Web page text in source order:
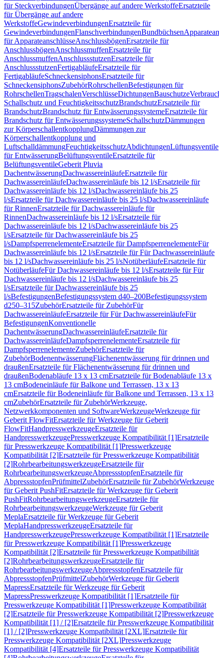
für SteckverbindungenÜbergänge auf andere WerkstoffeErsatzteile
für Übergänge auf andere
WerkstoffeGewindeverbindungenErsatzteile für
GewindeverbindungenFlanschverbindungenBundbüchsen
für ApparateanschlüsseAnschlussbögenErsatzteile für
AnschlussbögenAnschlussmuffenErsatzteile für
AnschlussmuffenAnschlussstutzenErsatzteile für
AnschlussstutzenFertigabläufeErsatzteile für
FertigabläufeSchneckensiphonsErsatzteile für
SchneckensiphonsZubehörRohrschellenBefestigungen für
RohrschellenTragschalenVerschlüsseDichtungenBauschutze
Schallschutz und FeuchtigkeitsschutzBrandschutzErsatzteile für
BrandschutzBrandschutz für EntwässerungssystemeErsatzteile für
Brandschutz für EntwässerungssystemeSchallschutzDämmungen
zur KörperschallentkopplungDämmungen zur
Körperschallentkopplung und
LuftschalldämmungFeuchtigkeitsschutzAbdichtungenLüftungsventile
für EntwässerungBelüftungsventileErsatzteile für
BelüftungsventileGeberit Pluvia
DachentwässerungDachwassereinläufeErsatzteile für
DachwassereinläufeDachwassereinläufe bis 12 l/sErsatzteile für
Dachwassereinläufe bis 12 l/sDachwassereinläufe bis 25
l/sErsatzteile für Dachwassereinläufe bis 25 l/sDachwassereinläufe
für RinnenErsatzteile für Dachwassereinläufe für
RinnenDachwassereinläufe bis 12 l/sErsatzteile für
Dachwassereinläufe bis 12 l/sDachwassereinläufe bis 25
l/sErsatzteile für Dachwassereinläufe bis 25
l/sDampfsperrenelementeErsatzteile für DampfsperrenelementeFür
Dachwassereinläufe bis 12 l/sErsatzteile für Für Dachwassereinläufe
bis 12 l/sDachwassereinläufe bis 25 l/sNotüberläufeErsatzteile für
NotüberläufeFür Dachwassereinläufe bis 12 l/sErsatzteile für Für
Dachwassereinläufe bis 12 l/sDachwassereinläufe bis 25
l/sErsatzteile für Dachwassereinläufe bis 25
l/sBefestigungenBefestigungssystem d40–200Befestigungssystem
d250–315ZubehörErsatzteile für ZubehörFür
DachwassereinläufeErsatzteile für Für DachwassereinläufeFür
BefestigungenKonventionelle
DachentwässerungDachwassereinläufeErsatzteile für
DachwassereinläufeDampfsperrenelementeErsatzteile für
DampfsperrenelementeZubehörErsatzteile für
ZubehörBodenentwässerungFlächenentwässerung für drinnen und
draußenErsatzteile für Flächenentwässerung für drinnen und
draußenBodenabläufe 13 x 13 cmErsatzteile für Bodenabläufe 13 x
13 cmBodeneinläufe für Balkone und Terrassen, 13 x 13
cmErsatzteile für Bodeneinläufe für Balkone und Terrassen, 13 x 13
cmZubehörErsatzteile für ZubehörWerkzeuge,
Netzwerkkomponenten und SoftwareWerkzeugeWerkzeuge für
Geberit FlowFitErsatzteile für Werkzeuge für Geberit
FlowFitHandpresswerkzeugeErsatzteile für
HandpresswerkzeugePresswerkzeuge Kompatibilität [1]Ersatzteile
für Presswerkzeuge Kompatibilität [1]Presswerkzeuge
Kompatibilität [2]Ersatzteile für Presswerkzeuge Kompatibilität
[2]RohrbearbeitungswerkzeugeErsatzteile für
RohrbearbeitungswerkzeugeAbpressstopfenErsatzteile für
AbpressstopfenPrüfmittelZubehörErsatzteile für ZubehörWerkzeuge
für Geberit PushFitErsatzteile für Werkzeuge für Geberit
PushFitRohrbearbeitungswerkzeugeErsatzteile für
RohrbearbeitungswerkzeugeWerkzeuge für Geberit
MeplaErsatzteile für Werkzeuge für Geberit
MeplaHandpresswerkzeugeErsatzteile für
HandpresswerkzeugePresswerkzeuge Kompatibilität [1]Ersatzteile
für Presswerkzeuge Kompatibilität [1]Presswerkzeuge
Kompatibilität [2]Ersatzteile für Presswerkzeuge Kompatibilität
[2]RohrbearbeitungswerkzeugeErsatzteile für
RohrbearbeitungswerkzeugeAbpressstopfenErsatzteile für
AbpressstopfenPrüfmittelZubehörWerkzeuge für Geberit
MapressErsatzteile für Werkzeuge für Geberit
MapressPresswerkzeuge Kompatibilität [1]Ersatzteile für
Presswerkzeuge Kompatibilität [1]Presswerkzeuge Kompatibilität
[2]Ersatzteile für Presswerkzeuge Kompatibilität [2]Presswerkzeuge
Kompatibilität [1] / [2]Ersatzteile für Presswerkzeuge Kompatibilität
[1] / [2]Presswerkzeuge Kompatibilität [2XL]Ersatzteile für
Presswerkzeuge Kompatibilität [2XL]Presswerkzeuge
Kompatibilität [4]Ersatzteile für Presswerkzeuge Kompatibilität